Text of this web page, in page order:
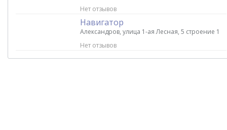
Нет отзывов
Навигатор
Александров, улица 1-ая Лесная, 5 строение 1
Нет отзывов